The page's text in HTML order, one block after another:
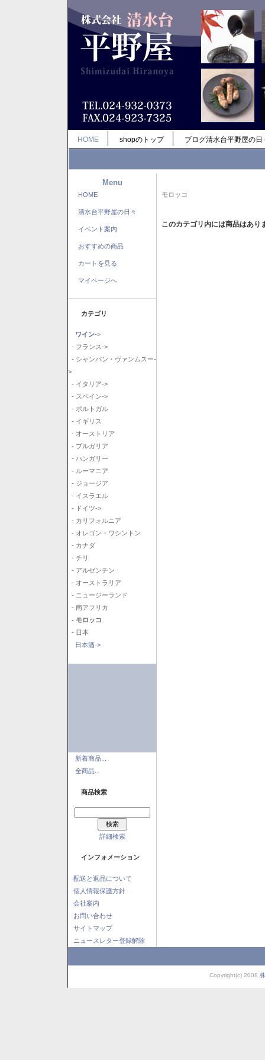
HOME shopのトップ ブログ清水台平野屋の日
Menu
HOME
清水台平野屋の日々
イベント案内
おすすめの商品
カートを見る
マイページへ
カテゴリ
ワイン->
- フランス->
- シャンパン・ヴァンムスー-
>
- イタリア->
- スペイン->
- ポルトガル
- イギリス
- オーストリア
- ブルガリア
- ハンガリー
- ルーマニア
- ジョージア
- イスラエル
- ドイツ->
- カリフォルニア
- オレゴン・ワシントン
- カナダ
- チリ
- アルゼンチン
- オーストラリア
- ニュージーランド
- 南アフリカ
- モロッコ
- 日本
日本酒->
新着商品...
全商品...
商品検索
詳細検索
インフォメーション
配送と返品について
個人情報保護方針
会社案内
お問い合わせ
サイトマップ
ニュースレター登録解除
モロッコ
このカテゴリ内には商品はあり
Copyright(c) 2008